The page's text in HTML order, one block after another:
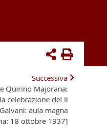
Successiva
Quirino Majorana:
celebrazione del II
aula magna
18 ottobre 1937]